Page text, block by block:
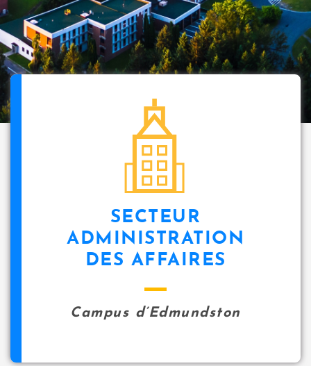
SECTEUR
ADMINISTRATION
DES AFFAIRES
Campus d’Edmundston